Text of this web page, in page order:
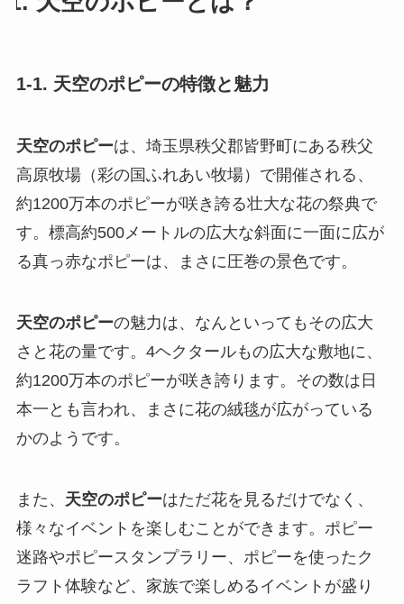
1-1. 天空のポピーの特徴と魅力
天空のポピーは、埼玉県秩父郡皆野町にある秩父
高原牧場（彩の国ふれあい牧場）で開催される、
約1200万本のポピーが咲き誇る壮大な花の祭典で
す。標高約500メートルの広大な斜面に一面に広が
る真っ赤なポピーは、まさに圧巻の景色です。
天空のポピーの魅力は、なんといってもその広大
さと花の量です。4ヘクタールもの広大な敷地に、
約1200万本のポピーが咲き誇ります。その数は日
本一とも言われ、まさに花の絨毯が広がっている
かのようです。
また、 天空のポピーはただ花を見るだけでなく、
様々なイベントを楽しむことができます。ポピー
迷路やポピースタンプラリー、ポピーを使ったク
ラフト体験など、家族で楽しめるイベントが盛り